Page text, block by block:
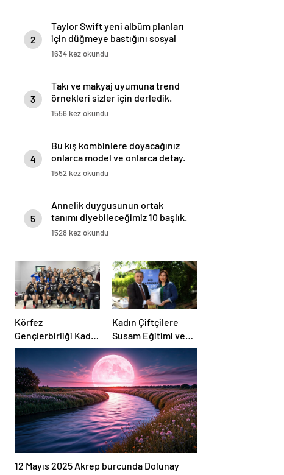
2
Taylor Swift yeni albüm planları
için düğmeye bastığını sosyal
medyadan duyurdu!
1634 kez okundu
3
Takı ve makyaj uyumuna trend
örnekleri sizler için derledik.
1556 kez okundu
4
Bu kış kombinlere doyacağınız
onlarca model ve onlarca detay.
1552 kez okundu
5
Annelik duygusunun ortak
tanımı diyebileceğimiz 10 başlık.
1528 kez okundu
Körfez
Gençlerbirliği Kadın
Takımı Çeyrek
Finale Yükseldi
Kadın Çiftçilere
Susam Eğitimi ve
Tohum Desteği
12 Mayıs 2025 Akrep burcunda Dolunay